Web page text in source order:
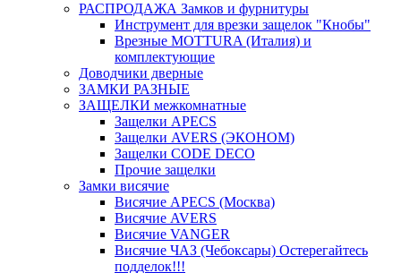
РАСПРОДАЖА Замков и фурнитуры
Инструмент для врезки защелок "Кнобы"
Врезные MOTTURA (Италия) и
комплектующие
Доводчики дверные
ЗАМКИ РАЗНЫЕ
ЗАЩЕЛКИ межкомнатные
Защелки APECS
Защелки AVERS (ЭКОНОМ)
Защелки CODE DECO
Прочие защелки
Замки висячие
Висячие APECS (Москва)
Висячие AVERS
Висячие VANGER
Висячие ЧАЗ (Чебоксары) Остерегайтесь
подделок!!!